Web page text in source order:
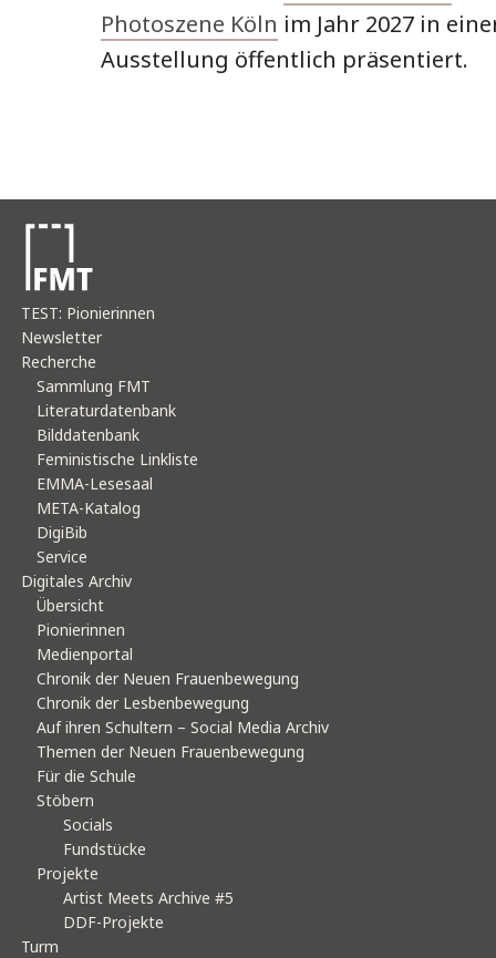
Photoszene Köln im Jahr 2027 in
Ausstellung öffentlich präsentiert.
TEST: Pionierinnen
Newsletter
Recherche
Sammlung FMT
Literaturdatenbank
Bilddatenbank
Feministische Linkliste
EMMA-Lesesaal
META-Katalog
DigiBib
Service
Digitales Archiv
Übersicht
Pionierinnen
Medienportal
Chronik der Neuen Frauenbewegung
Chronik der Lesbenbewegung
Auf ihren Schultern – Social Media Archiv
Themen der Neuen Frauenbewegung
Für die Schule
Stöbern
Socials
Fundstücke
Projekte
Artist Meets Archive #5
DDF-Projekte
Turm